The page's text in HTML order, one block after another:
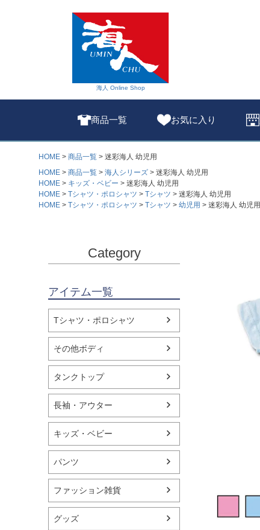
海人 Online Shop
商品一覧 お気に入り
HOME 商品一覧
迷彩海人 幼児用
HOME
商品一覧 海人シリーズ
迷彩海人 幼児用
HOME
キッズ・ベビー
迷彩海人 幼児用
HOME
Tシャツ・ポロシャツ Tシャツ
迷彩海人 幼児用
HOME
Tシャツ・ポロシャツ Tシャツ 幼児用 迷彩海人 幼児用
Category
アイテム一覧
Tシャツ・ポロシャツ
その他ボディ
タンクトップ
長袖・アウター
キッズ・ベビー
パンツ
ファッション雑貨
グッズ